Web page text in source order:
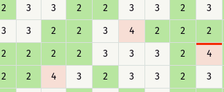
2 3 3 2 2 3 3 2 3
3 3 2 2 3 4 2 2 2
2 2 2 2 3 3 3 2 4
2 2 4 3 2 3 3 2 3